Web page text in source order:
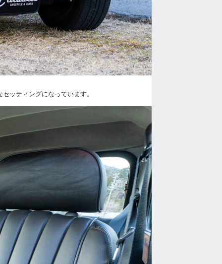
ッティングになっています。